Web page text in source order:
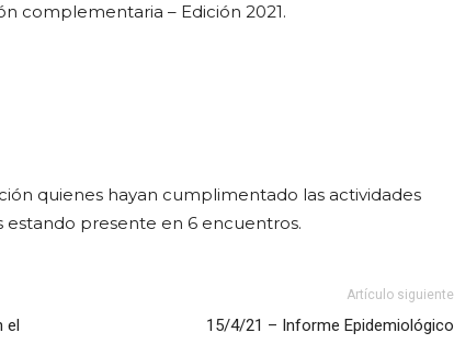
complementaria – Edición 2021.
quienes hayan cumplimentado las actividades
estando presente en 6 encuentros.
el
Artículo siguiente
15/4/21 – Informe Epidemiológico